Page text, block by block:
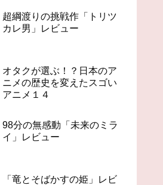
超綱渡りの挑戦作「トリツ
カレ男」レビュー
オタクが選ぶ！？日本のア
ニメの歴史を変えたスゴい
アニメ１４
98分の無感動「未来のミラ
イ」レビュー
「竜とそばかすの姫」レビ